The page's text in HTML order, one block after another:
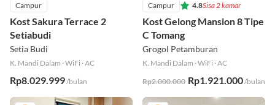
Campur
Kost Sakura Terrace 2
Setiabudi
Setia Budi
K. Mandi Dalam ·WiFi ·AC
Rp8.029.999/bulan
Campur 4.8Sisa 2 kamar
Kost Gelong Mansion 8 Tipe
C Tomang
Grogol Petamburan
K. Mandi Dalam ·WiFi ·AC
Rp2.000.000 Rp1.921.000/bulan